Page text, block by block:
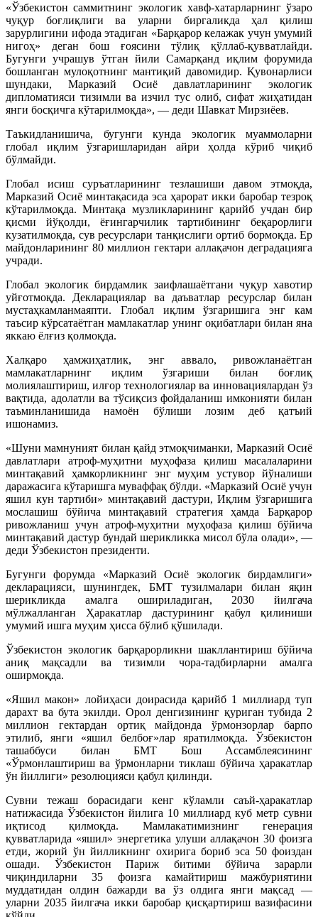
«Ўзбекистон саммитнинг экологик хавф-хатарларнинг ўзаро
чуқур боғлиқлиги ва уларни биргаликда ҳал қилиш
зарурлигини ифода этадиган «Барқарор келажак учун умумий
нигоҳ» деган бош ғоясини тўлиқ қўллаб-қувватлайди.
Бугунги учрашув ўтган йили Самарқанд иқлим форумида
бошланган мулоқотнинг мантиқий давомидир. Қувонарлиси
шундаки, Марказий Осиё давлатларининг экологик
дипломатияси тизимли ва изчил тус олиб, сифат жиҳатидан
янги босқичга кўтарилмоқда», — деди Шавкат Мирзиёев.
Таъкидланишича, бугунги кунда экологик муаммоларни
глобал иқлим ўзгаришларидан айри ҳолда кўриб чиқиб
бўлмайди.
Глобал исиш суръатларининг тезлашиши давом этмоқда,
Марказий Осиё минтақасида эса ҳарорат икки баробар тезроқ
кўтарилмоқда. Минтақа музликларининг қарийб учдан бир
қисми йўқолди, ёғингарчилик тартибининг беқарорлиги
кузатилмоқда, сув ресурслари танқислиги ортиб бормоқда. Ер
майдонларининг 80 миллион гектари аллақачон деградацияга
учради.
Глобал экологик бирдамлик заифлашаётгани чуқур хавотир
уйғотмоқда. Декларациялар ва даъватлар ресурслар билан
мустаҳкамланмаяпти. Глобал иқлим ўзгаришига энг кам
таъсир кўрсатаётган мамлакатлар унинг оқибатлари билан яна
яккаю ёлғиз қолмоқда.
Халқаро ҳамжиҳатлик, энг аввало, ривожланаётган
мамлакатларнинг иқлим ўзгариши билан боғлиқ
молиялаштириш, илғор технологиялар ва инновациялардан ўз
вақтида, адолатли ва тўсиқсиз фойдаланиш имконияти билан
таъминланишида намоён бўлиши лозим деб қатъий
ишонамиз.
«Шуни мамнуният билан қайд этмоқчиманки, Марказий Осиё
давлатлари атроф-муҳитни муҳофаза қилиш масалаларини
минтақавий ҳамкорликнинг энг муҳим устувор йўналиши
даражасига кўтаришга муваффақ бўлди. «Марказий Осиё учун
яшил кун тартиби» минтақавий дастури, Иқлим ўзгаришига
мослашиш бўйича минтақавий стратегия ҳамда Барқарор
ривожланиш учун атроф-муҳитни муҳофаза қилиш бўйича
минтақавий дастур бундай шерикликка мисол бўла олади», —
деди Ўзбекистон президенти.
Бугунги форумда «Марказий Осиё экологик бирдамлиги»
декларацияси, шунингдек, БМТ тузилмалари билан яқин
шерикликда амалга ошириладиган, 2030 йилгача
мўлжалланган Ҳаракатлар дастурининг қабул қилиниши
умумий ишга муҳим ҳисса бўлиб қўшилади.
Ўзбекистон экологик барқарорликни шакллантириш бўйича
аниқ мақсадли ва тизимли чора-тадбирларни амалга
оширмоқда.
«Яшил макон» лойиҳаси доирасида қарийб 1 миллиард туп
дарахт ва бута экилди. Орол денгизининг қуриган тубида 2
миллион гектардан ортиқ майдонда ўрмонзорлар барпо
этилиб, янги «яшил белбоғ»лар яратилмоқда. Ўзбекистон
ташаббуси билан БМТ Бош Ассамблеясининг
«Ўрмонлаштириш ва ўрмонларни тиклаш бўйича ҳаракатлар
ўн йиллиги» резолюцияси қабул қилинди.
Сувни тежаш борасидаги кенг кўламли саъй-ҳаракатлар
натижасида Ўзбекистон йилига 10 миллиард куб метр сувни
иқтисод қилмоқда. Мамлакатимизнинг генерация
қувватларида «яшил» энергетика улуши аллақачон 30 фоизга
етди, жорий ўн йилликнинг охирига бориб эса 50 фоиздан
ошади. Ўзбекистон Париж битими бўйича зарарли
чиқиндиларни 35 фоизга камайтириш мажбуриятини
муддатидан олдин бажарди ва ўз олдига янги мақсад —
уларни 2035 йилгача икки баробар қисқартириш вазифасини